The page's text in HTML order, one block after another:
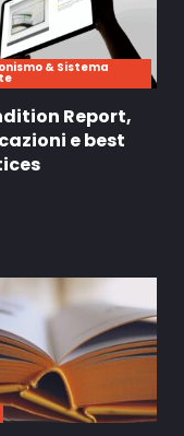
& Sistema
Report,
e best